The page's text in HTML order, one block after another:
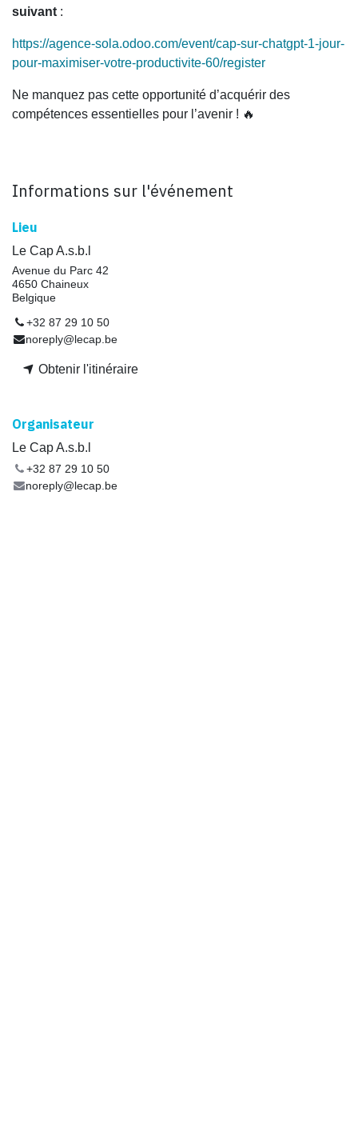
suivant :
https://agence-sola.odoo.com/event/cap-sur-chatgpt-1-jour-
pour-maximiser-votre-productivite-60/register
Ne manquez pas cette opportunité d’acquérir des
compétences essentielles pour l’avenir ! 🔥
Informations sur l'événement
Lieu
Le Cap A.s.b.l
Avenue du Parc 42
4650 Chaineux
Belgique
+32 87 29 10 50
noreply@lecap.be
Obtenir l'itinéraire
Organisateur
Le Cap A.s.b.l
+32 87 29 10 50
noreply@lecap.be